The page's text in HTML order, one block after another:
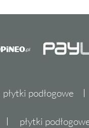
płytki podłogowe
płytki